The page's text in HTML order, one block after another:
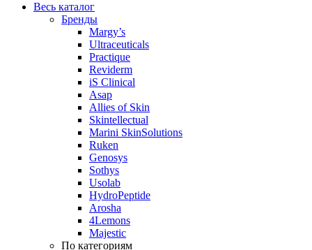
Весь каталог
Бренды
Margy’s
Ultraceuticals
Practique
Reviderm
iS Clinical
Asap
Allies of Skin
Skintellectual
Marini SkinSolutions
Ruken
Genosys
Sothys
Usolab
HydroPeptide
Arosha
4Lemons
Majestic
По категориям